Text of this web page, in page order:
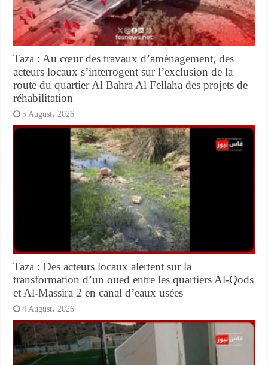
Taza : Au cœur des travaux d’aménagement, des
acteurs locaux s’interrogent sur l’exclusion de la
route du quartier Al Bahra Al Fellaha des projets de
réhabilitation
5 August، 2026
Taza : Des acteurs locaux alertent sur la
transformation d’un oued entre les quartiers Al-Qods
et Al-Massira 2 en canal d’eaux usées
4 August، 2026